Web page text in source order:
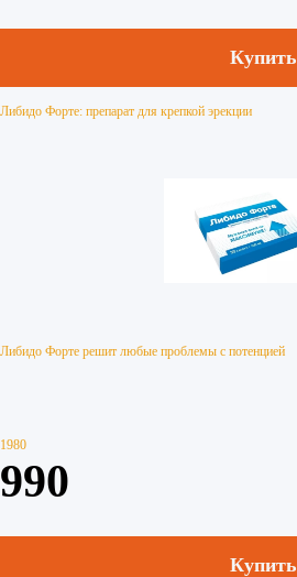
Купить
Либидо Форте: препарат для крепкой эрекции
Либидо Форте решит любые проблемы с потенцией
1980
990
Купить